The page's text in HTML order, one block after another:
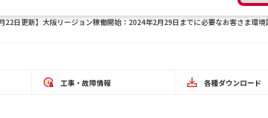
月22日更新】大阪リージョン稼働開始：2024年2月29日までに必要なお客さま環境
工事・故障情報 各種ダウンロード